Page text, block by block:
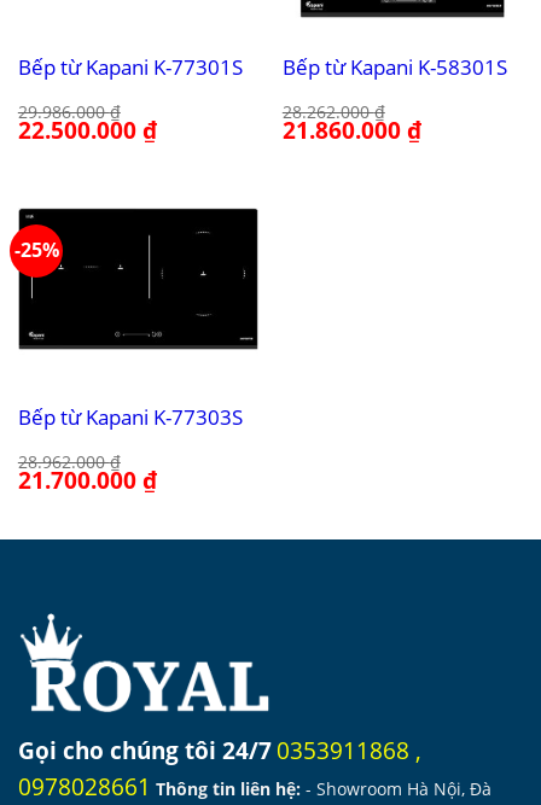
Bếp từ Kapani K-77301S
29.986.000₫
Giá
gốc
22.500.000₫Giá
hiện
Bếp từ Kapani K-58301S
28.262.000₫
Giá
gốc
21.860.000₫Giá
hiện
-25%
Bếp từ Kapani K-77303S
28.962.000₫
Giá
gốc
21.700.000₫Giá
hiện
21.700.000 ₫.
Gọi cho chúng tôi 24/70353911868 ,
0978028661 Thông tin liên hệ: - Showroom Hà Nội, Đà